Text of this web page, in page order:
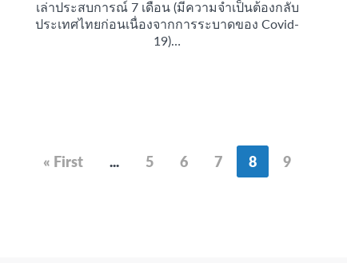
เล่าประสบการณ์ 7 เดือน (มีความจำเป็นต้องกลับ
ประเทศไทยก่อนเนื่องจากการระบาดของ Covid-
19)…
« First ... 5 6 7 8 9